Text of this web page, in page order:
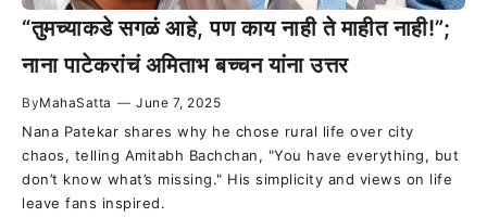
“तुमच्याकडे सगळं आहे, पण काय नाही ते माहीत नाही!”;
नाना पाटेकरांचं अमिताभ बच्चन यांना उत्तर
ByMahaSatta — June 7, 2025
Nana Patekar shares why he chose rural life over city
chaos, telling Amitabh Bachchan, "You have everything, but
don’t know what’s missing." His simplicity and views on life
leave fans inspired.